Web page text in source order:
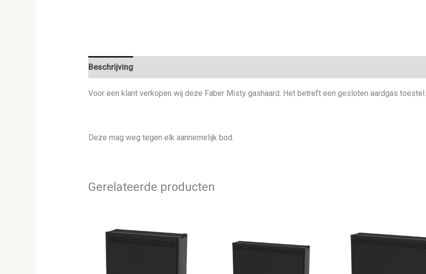
Beschrijving
Voor een klant verkopen wij deze Faber Misty gashaard. Het betreft een gesloten aardgas toestel.
Deze mag weg tegen elk aannemelijk bod.
Gerelateerde producten